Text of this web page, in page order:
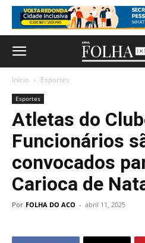
Início Esportes
Esportes
Atletas do
Funcionários
convocados
Carioca de
Por FOLHA DO ACO - abril 11, 2025